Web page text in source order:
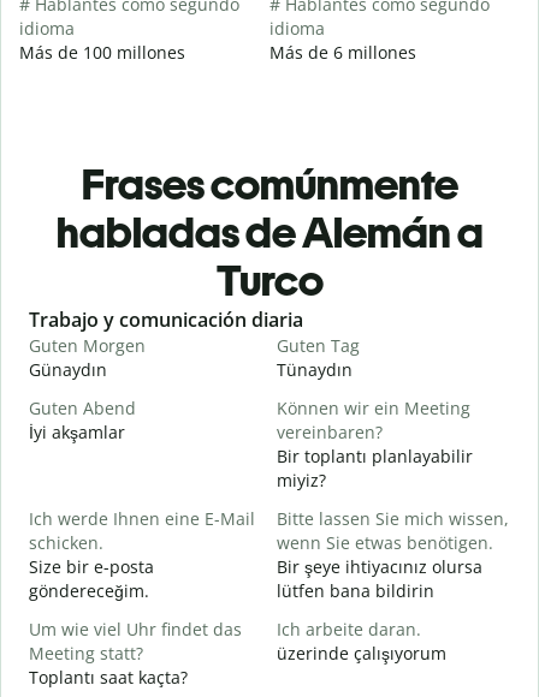
idioma
Más de 100 millones
idioma
Más de 6 millones
Frases comúnmente
habladas de Alemán a
Turco
Slide 1 of 6
Trabajo y comunicación diaria
Guten Morgen
Günaydın
Guten Tag
Tünaydın
Guten Abend
İyi akşamlar
Können wir ein Meeting
vereinbaren?
Bir toplantı planlayabilir
miyiz?
Ich werde Ihnen eine E-Mail
schicken.
Size bir e-posta
göndereceğim.
Bitte lassen Sie mich wissen,
wenn Sie etwas benötigen.
Bir şeye ihtiyacınız olursa
lütfen bana bildirin
Um wie viel Uhr findet das
Meeting statt?
Toplantı saat kaçta?
Ich arbeite daran.
üzerinde çalışıyorum